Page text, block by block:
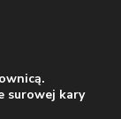
surowej kary